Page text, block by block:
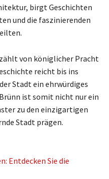
birgt Geschichten
und die faszinierenden
von königlicher Pracht
reicht bis ins
Stadt ein ehrwürdiges
ist somit nicht nur ein
zu den einzigartigen
Stadt prägen.
Entdecken Sie die